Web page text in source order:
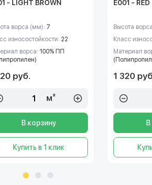
- LIGHT BROWN
ворса (мм): 7
износостойкости: 22
ворса: 100% ПП
руб.
м²
В корзину
Купить в 1 клик
E001 - RED
Высота
Класс
Материал
1 320